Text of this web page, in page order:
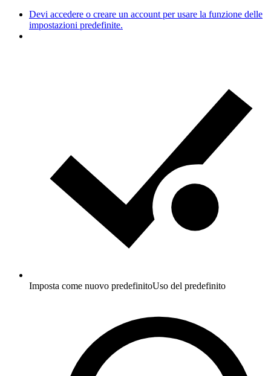
Devi accedere o creare un account per usare la funzione delle
impostazioni predefinite.
Imposta come nuovo predefinitoUso del predefinito